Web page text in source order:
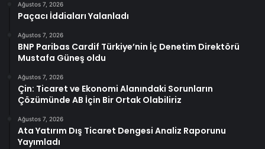
Ağustos 7, 2026
Paçacı İddiaları Yalanladı
Ağustos 7, 2026
BNP Paribas Cardif Türkiye’nin İç Denetim Direktörü
Mustafa Güneş oldu
Ağustos 7, 2026
Çin: Ticaret ve Ekonomi Alanındaki Sorunların
Çözümünde AB İçin Bir Ortak Olabiliriz
Ağustos 7, 2026
Ata Yatırım Dış Ticaret Dengesi Analiz Raporunu
Yayımladı